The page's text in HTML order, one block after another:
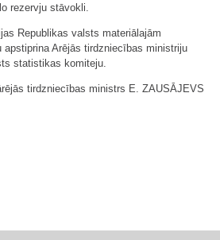
rezervju stāvokli.
Republikas valsts materiālajām
apstiprina Arējās tirdzniecības ministriju
statistikas komiteju.
tirdzniecības ministrs E. ZAUSĀJEVS